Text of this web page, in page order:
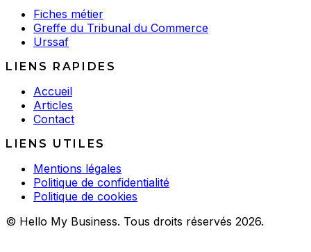
Fiches métier
Greffe du Tribunal du Commerce
Urssaf
LIENS RAPIDES
Accueil
Articles
Contact
LIENS UTILES
Mentions légales
Politique de confidentialité
Politique de cookies
© Hello My Business. Tous droits réservés 2026.